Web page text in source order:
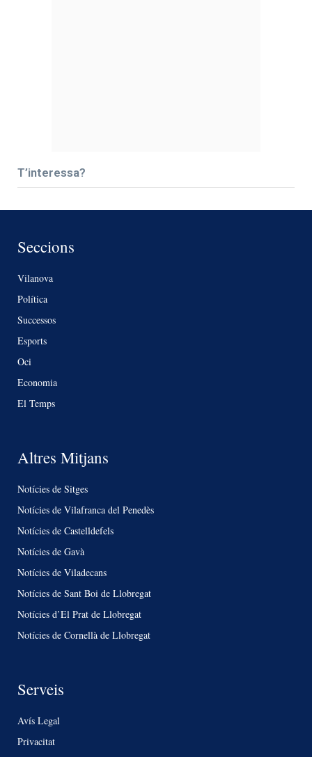
T’interessa?
Seccions
Vilanova
Política
Successos
Esports
Oci
Economia
El Temps
Altres Mitjans
Notícies de Sitges
Notícies de Vilafranca del Penedès
Notícies de Castelldefels
Notícies de Gavà
Notícies de Viladecans
Notícies de Sant Boi de Llobregat
Notícies d’El Prat de Llobregat
Notícies de Cornellà de Llobregat
Serveis
Avís Legal
Privacitat